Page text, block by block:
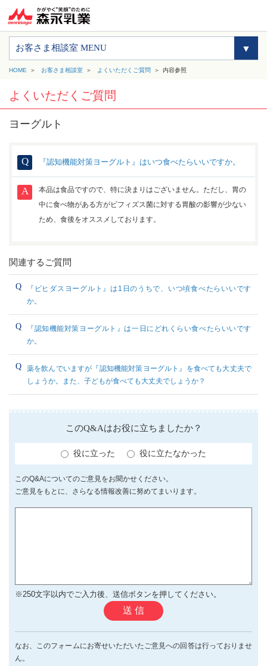
お客さま相談室 MENU
HOME お客さま相談室 よくいただくご質問 内容参照
よくいただくご質問
ヨーグルト
『認知機能対策ヨーグルト』はいつ食べたらいいですか。
本品は食品ですので、特に決まりはございません。ただし、胃の
中に食べ物がある方がビフィズス菌に対する胃酸の影響が少ない
ため、食後をオススメしております。
関連するご質問
『ビヒダスヨーグルト』は1日のうちで、いつ頃食べたらいいです
か。
『認知機能対策ヨーグルト』は一日にどれくらい食べたらいいです
か。
薬を飲んでいますが『認知機能対策ヨーグルト』を食べても大丈夫で
しょうか。また、子どもが食べても大丈夫でしょうか？
このQ&Aはお役に立ちましたか？
役に立った 役に立たなかった
このQ&Aについてのご意見をお聞かせください。
ご意見をもとに、さらなる情報改善に努めてまいります。
※250文字以内でご入力後、送信ボタンを押してください。
送 信
なお、このフォームにお寄せいただいたご意見への回答は行っておりませ
ん。